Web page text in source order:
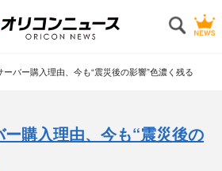
ーバー購入理由、今も“震災後の影響”色濃く残る
購入理由、今も“震災後の